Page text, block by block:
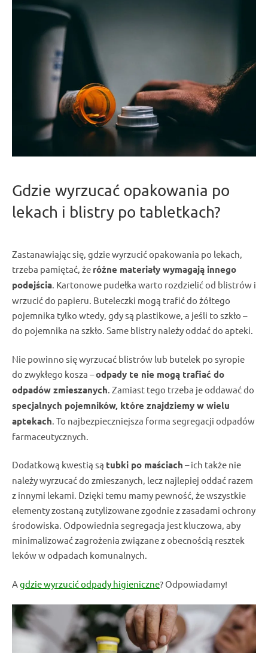
Gdzie wyrzucać opakowania po
lekach i blistry po tabletkach?
Zastanawiając się, gdziewyrzucić opakowania po lekach,
trzeba pamiętać, że różne materiały wymagają innego
podejścia. Kartonowe pudełka warto rozdzielić od blistrów i
wrzucić do papieru. Buteleczki mogą trafić do żółtego
pojemnika tylko wtedy, gdy są plastikowe, a jeśli to szkło –
do pojemnika na szkło. Same blistry należy oddać do apteki.
Nie powinno sięwyrzucać blistrów lub butelek po syropie
do zwykłego kosza –odpady te nie mogą trafiać do
odpadów zmieszanych. Zamiast tego trzeba je oddawać do
specjalnych pojemników, które znajdziemy w wielu
aptekach. To najbezpieczniejsza forma segregacji odpadów
farmaceutycznych.
Dodatkową kwestią są tubki po maściach – ich także nie
należy wyrzucaćdo zmieszanych, lecz najlepiej oddać razem
z innymi lekami. Dzięki temu mamy pewność, że wszystkie
elementy zostaną zutylizowane zgodnie z zasadami ochrony
środowiska. Odpowiednia segregacja jest kluczowa, aby
minimalizować zagrożenia związane z obecnością resztek
leków w odpadach komunalnych.
Agdzie wyrzucić odpady higieniczne? Odpowiadamy!